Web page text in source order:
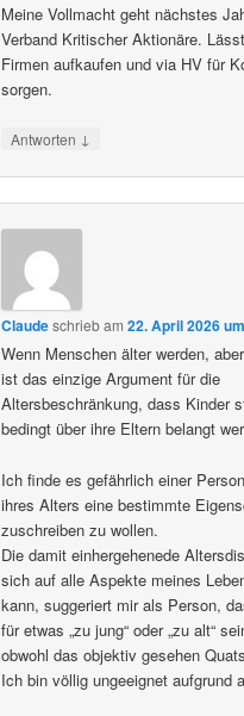
Meine Vollmacht geht nächstes
Verband Kritischer Aktionäre.
Firmen aufkaufen und via HV für
sorgen.
Antworten ↓
Claudeschriebam22. April 2026
Wenn Menschen älter werden,
ist das einzige Argument für die
Altersbeschränkung, dass Kinder
bedingt über ihre Eltern belangt
Ich finde es gefährlich einer
ihres Alters eine bestimmte
zuschreiben zu wollen.
Die damit einhergehenede
sich auf alle Aspekte meines
kann, suggeriert mir als Person,
für etwas „zu jung“ oder „zu alt“
obwohl das objektiv gesehen
Ich bin völlig ungeeignet aufgrund